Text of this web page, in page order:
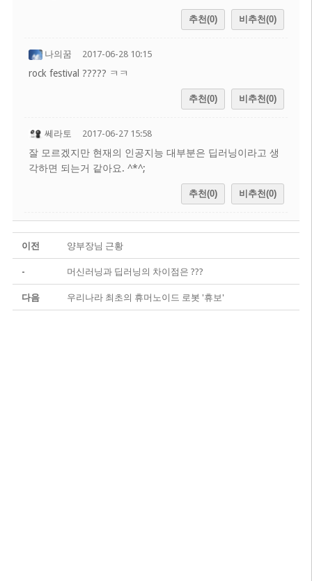
추천(0) 비추천(0)
나의꿈 2017-06-28 10:15
rock festival ????? ㅋㅋ
추천(0) 비추천(0)
쎄라토 2017-06-27 15:58
잘 모르겠지만 현재의 인공지능 대부분은 딥러닝이라고 생
각하면 되는거 같아요. ^*^;
추천(0) 비추천(0)
이전 양부장님 근황
- 머신러닝과 딥러닝의 차이점은 ???
다음 우리나라 최초의 휴머노이드 로봇 '휴보'